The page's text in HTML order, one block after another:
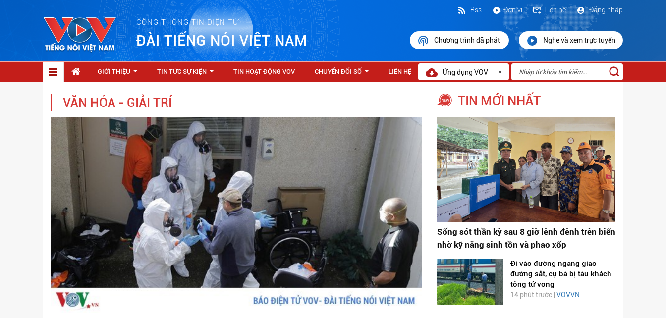
CỔNG THÔNG TIN ĐIỆN TỬ
ĐÀI TIẾNG NÓI VIỆT NAM
Đăng nhập
Liên hệ
Đơn vị
Rss
Chương trình đã phát Nghe và xem trực tuyến
GIỚI THIỆU TIN TỨC SỰ KIỆN TIN HOẠT ĐỘNG VOV CHUYỂN ĐỔI SỐ LIÊN HỆ Ứng dụng VOV
VĂN HÓA - GIẢI TRÍ TIN MỚI NHẤT
Sống sót thần kỳ sau 8 giờ lênh đênh trên biển
nhờ kỹ năng sinh tồn và phao xốp
Đi vào đường ngang giao
đường sắt, cụ bà bị tàu khách
tông tử vong
14 phút trước | VOVVN